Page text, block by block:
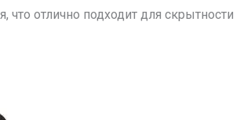
отлично подходит для скрытности